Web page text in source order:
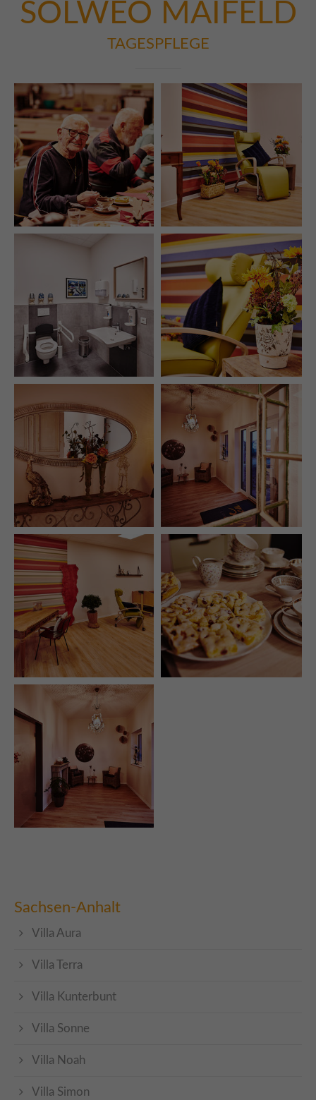
SOLWEO MAIFELD
TAGESPFLEGE
Sachsen-Anhalt
Villa Aura
Villa Terra
Villa Kunterbunt
Villa Sonne
Villa Noah
Villa Simon